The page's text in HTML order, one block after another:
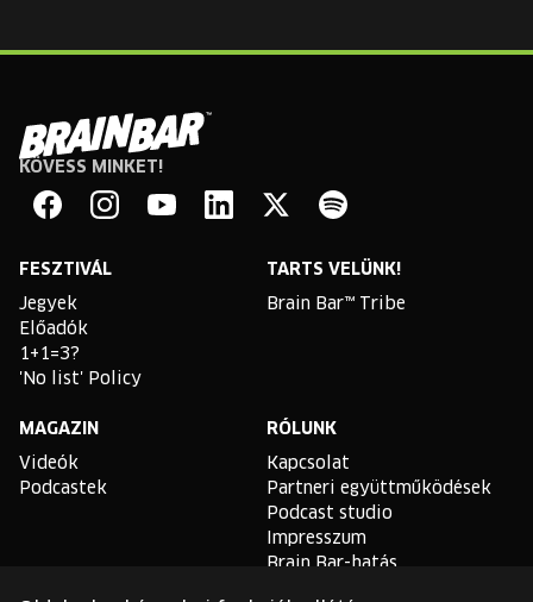
Brain
Bar
KÖVESS MINKET!
FESZTIVÁL
Jegyek
Előadók
1+1=3?
'No list' Policy
TARTS VELÜNK!
Brain Bar™ Tribe
MAGAZIN
Videók
Podcastek
RÓLUNK
Kapcsolat
Partneri együttműködések
Podcast studio
Impresszum
Brain Bar-hatás